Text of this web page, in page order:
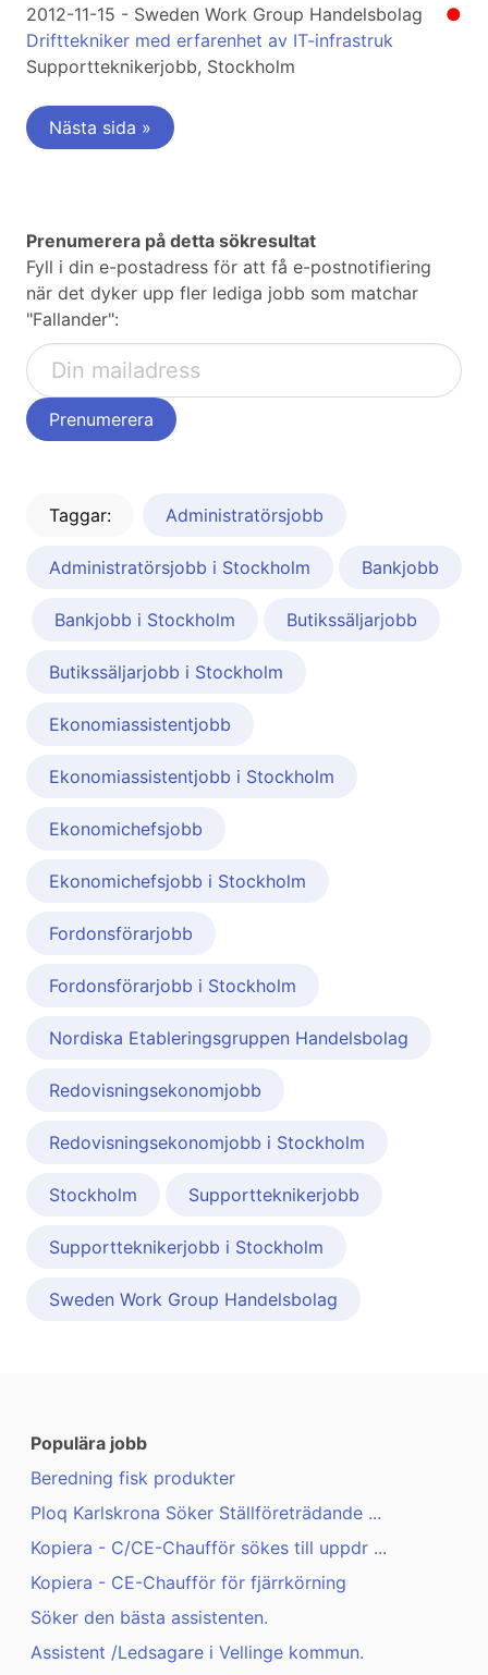
●
2012-11-15 - Sweden Work Group Handelsbolag
Drifttekniker med erfarenhet av IT-infrastruk
Supportteknikerjobb, Stockholm
Nästa sida »
Prenumerera på detta sökresultat
Fyll i din e-postadress för att få e-postnotifiering
när det dyker upp fler lediga jobb som matchar
"Fallander":
Taggar: Administratörsjobb
Administratörsjobb i Stockholm Bankjobb
Bankjobb i Stockholm Butikssäljarjobb
Butikssäljarjobb i Stockholm
Ekonomiassistentjobb
Ekonomiassistentjobb i Stockholm
Ekonomichefsjobb
Ekonomichefsjobb i Stockholm
Fordonsförarjobb
Fordonsförarjobb i Stockholm
Nordiska Etableringsgruppen Handelsbolag
Redovisningsekonomjobb
Redovisningsekonomjobb i Stockholm
Stockholm Supportteknikerjobb
Supportteknikerjobb i Stockholm
Sweden Work Group Handelsbolag
Populära jobb
Beredning fisk produkter
Ploq Karlskrona Söker Ställföreträdande ...
Kopiera - C/CE-Chaufför sökes till uppdr ...
Kopiera - CE-Chaufför för fjärrkörning
Söker den bästa assistenten.
Assistent /Ledsagare i Vellinge kommun.